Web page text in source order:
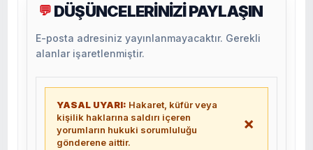
💬 DÜŞÜNCELERİNİZİ PAYLAŞIN
E-posta adresiniz yayınlanmayacaktır. Gerekli
alanlar işaretlenmiştir.
YASAL UYARI: Hakaret, küfür veya
kişilik haklarına saldırı içeren
yorumların hukuki sorumluluğu
gönderene aittir.
×